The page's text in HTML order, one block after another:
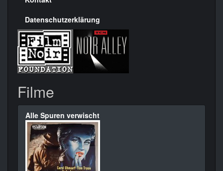
Datenschutzerklärung
Filme
Alle Spuren verwischt